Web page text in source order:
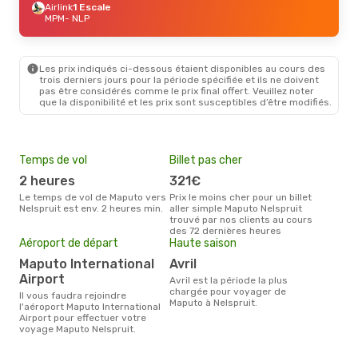
Airlink1 Escale
MPM- NLP
Les prix indiqués ci-dessous étaient disponibles au cours des
trois derniers jours pour la période spécifiée et ils ne doivent
pas être considérés comme le prix final offert. Veuillez noter
que la disponibilité et les prix sont susceptibles d’être modifiés.
Temps de vol
2 heures
Le temps de vol de Maputo vers
Nelspruit est env. 2 heures min.
Billet pas cher
321€
Prix le moins cher pour un billet
aller simple Maputo Nelspruit
trouvé par nos clients au cours
des 72 dernières heures
Aéroport de départ
Maputo International
Airport
Il vous faudra rejoindre
l'aéroport Maputo International
Airport pour effectuer votre
voyage Maputo Nelspruit.
Haute saison
avril
avril est la période la plus
chargée pour voyager de
Maputo à Nelspruit.